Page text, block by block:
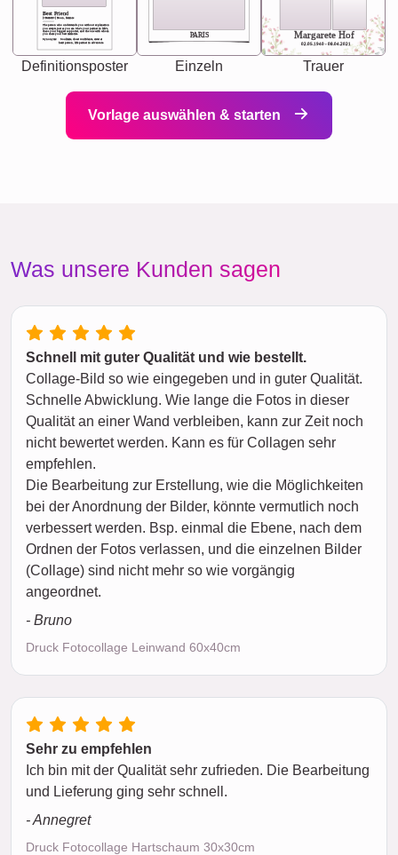
Best Friend
[<NAME>] Noun, feminie
Synonyms: Soulmate, closet confidante, sister at
heart person, life partner in adventure.
The person who understands you without explanation
you accepts just as you are. She's your partner in life's,
chaos your biggest supporter, and the one with whom
you share your best memories.
Definitionsposter
PARIS
Einzeln
Margarete Hof
02.05.1940 - 08.04.2021
Trauer
Vorlage auswählen & starten
Was unsere Kunden sagen
Schnell mit guter Qualität und wie bestellt.
Collage-Bild so wie eingegeben und in guter Qualität.
Schnelle Abwicklung. Wie lange die Fotos in dieser
Qualität an einer Wand verbleiben, kann zur Zeit noch
nicht bewertet werden. Kann es für Collagen sehr
empfehlen.
Die Bearbeitung zur Erstellung, wie die Möglichkeiten
bei der Anordnung der Bilder, könnte vermutlich noch
verbessert werden. Bsp. einmal die Ebene, nach dem
Ordnen der Fotos verlassen, und die einzelnen Bilder
(Collage) sind nicht mehr so wie vorgängig
angeordnet.
- Bruno
Druck Fotocollage Leinwand 60x40cm
Sehr zu empfehlen
Ich bin mit der Qualität sehr zufrieden. Die Bearbeitung
und Lieferung ging sehr schnell.
- Annegret
Druck Fotocollage Hartschaum 30x30cm